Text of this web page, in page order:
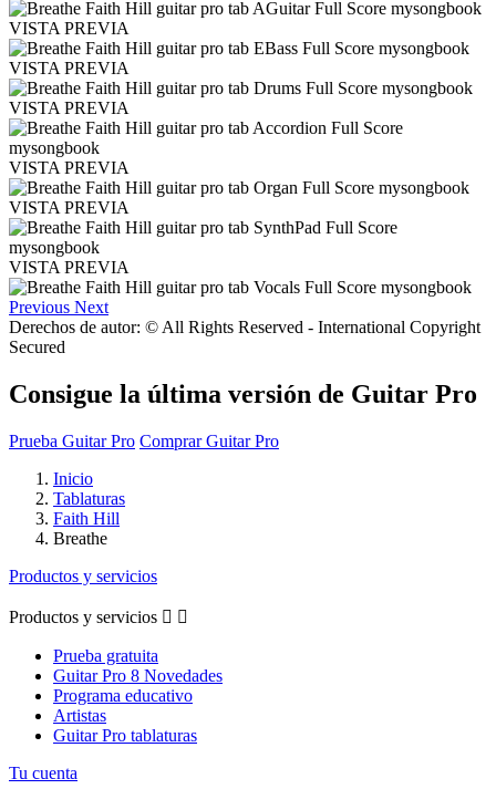
VISTA PREVIA
VISTA PREVIA
VISTA PREVIA
VISTA PREVIA
VISTA PREVIA
VISTA PREVIA
Previous Next
Derechos de autor: © All Rights Reserved - International Copyright
Secured
Consigue la última versión de Guitar Pro
Prueba Guitar Pro Comprar Guitar Pro
Inicio
Tablaturas
Faith Hill
Breathe
Productos y servicios
Productos y servicios  
Prueba gratuita
Guitar Pro 8 Novedades
Programa educativo
Artistas
Guitar Pro tablaturas
Tu cuenta